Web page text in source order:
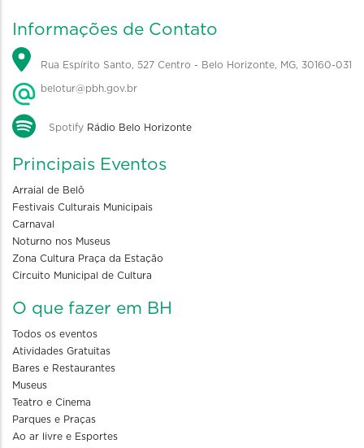
Informações de Contato
Rua Espírito Santo, 527 Centro - Belo Horizonte, MG, 30160-031
belotur@pbh.gov.br
Spotify Rádio Belo Horizonte
Principais Eventos
Arraial de Belô
Festivais Culturais Municipais
Carnaval
Noturno nos Museus
Zona Cultura Praça da Estação
Circuito Municipal de Cultura
O que fazer em BH
Todos os eventos
Atividades Gratuitas
Bares e Restaurantes
Museus
Teatro e Cinema
Parques e Praças
Ao ar livre e Esportes